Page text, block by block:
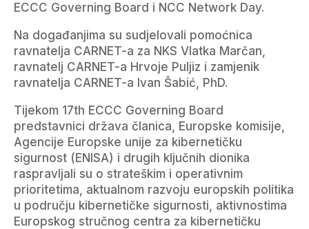
ECCC Governing Board i NCC Network Day.
Na događanjima su sudjelovali pomoćnica
ravnatelja CARNET-a za NKS Vlatka Marčan,
ravnatelj CARNET-a Hrvoje Puljiz i zamjenik
ravnatelja CARNET-a Ivan Šabić, PhD.
Tijekom 17th ECCC Governing Board
predstavnici država članica, Europske komisije,
Agencije Europske unije za kibernetičku
sigurnost (ENISA) i drugih ključnih dionika
raspravljali su o strateškim i operativnim
prioritetima, aktualnom razvoju europskih politika
u području kibernetičke sigurnosti, aktivnostima
Europskog stručnog centra za kibernetičku